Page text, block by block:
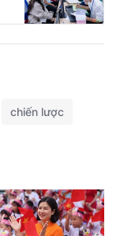
chiến lược